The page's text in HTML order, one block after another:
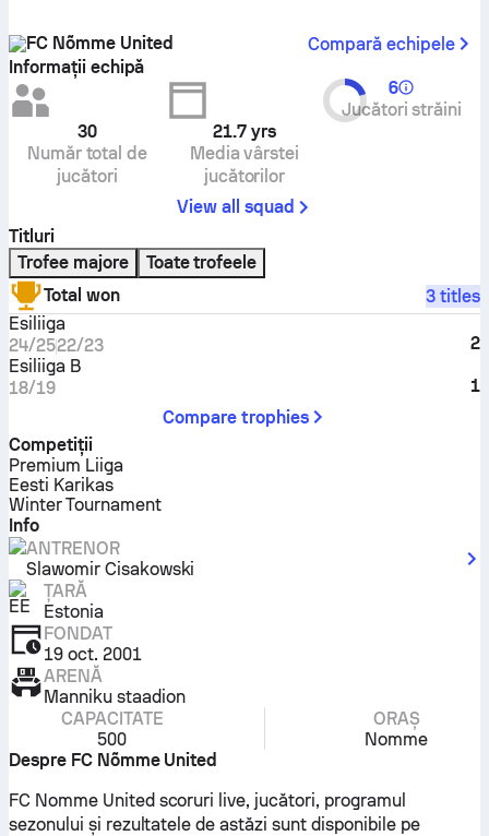
FC Nõmme United
Compară echipele
Informații echipă
30
Număr total de
jucători
21.7 yrs
Media vârstei
jucătorilor
6
Jucători străini
View all squad
Titluri
Trofee majore
Toate trofeele
Total won
3 titles
Esiliiga
24/2522/23
2
Esiliiga B
18/19
1
Compare trophies
Competiţii
Premium Liiga
Eesti Karikas
Winter Tournament
Info
ANTRENOR
Slawomir Cisakowski
ȚARĂ
Estonia
FONDAT
19 oct. 2001
ARENĂ
Manniku staadion
CAPACITATE
500
ORAȘ
Nomme
Despre FC Nõmme United
FC Nomme United scoruri live, jucători, programul
sezonului și rezultatele de astăzi sunt disponibile pe